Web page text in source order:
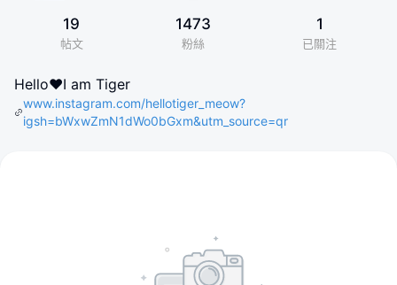
19
帖文
1473
粉絲
1
已關注
Hello❤️I am Tiger
www.instagram.com/hellotiger_meow?
igsh=bWxwZmN1dWo0bGxm&utm_source=qr